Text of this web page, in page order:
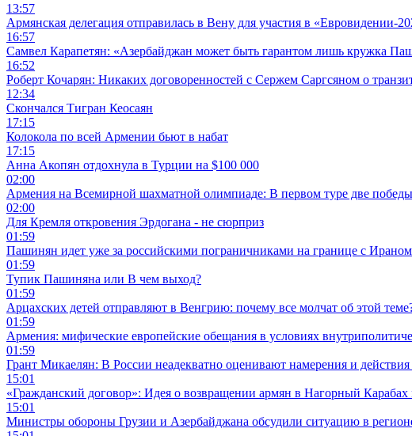
13:57
Армянская делегация отправилась в Вену для участия в «Евровидении-
16:57
Самвел Карапетян: «Азербайджан может быть гарантом лишь кружка
16:52
Роберт Кочарян: Никаких договоренностей с Сержем Саргсяном о
12:34
Скончался Тигран Кеосаян
17:15
Колокола по всей Армении бьют в набат
17:15
Анна Акопян отдохнула в Турции на $100 000
02:00
Армения на Всемирной шахматной олимпиаде: В первом туре две победы
02:00
Для Кремля откровения Эрдогана - не сюрприз
01:59
Пашинян идет уже за российскими пограничниками на границе с
01:59
Тупик Пашиняна или В чем выход?
01:59
Арцахских детей отправляют в Венгрию: почему все молчат об этой
01:59
Армения: мифические европейские обещания в условиях
01:59
Грант Микаелян: В России неадекватно оценивают намерения и
15:01
«Гражданский договор»: Идея о возвращении армян в Нагорный
15:01
Министры обороны Грузии и Азербайджана обсудили ситуацию в